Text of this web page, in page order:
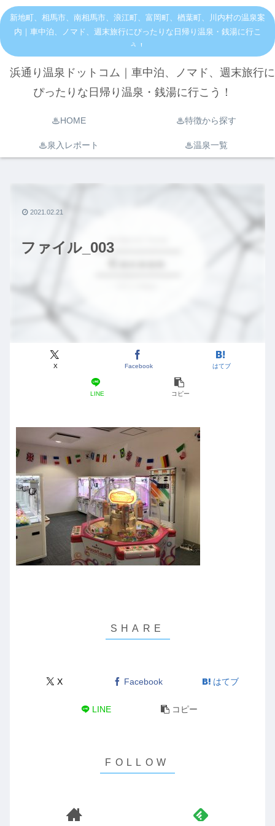
新地町、相馬市、南相馬市、浪江町、富岡町、楢葉町、川内村の温泉案
内｜車中泊、ノマド、週末旅行にぴったりな日帰り温泉・銭湯に行こ
う！
浜通り温泉ドットコム｜車中泊、ノマド、週末旅行に
ぴったりな日帰り温泉・銭湯に行こう！
♨︎HOME ♨︎特徴から探す
♨︎泉入レポート ♨︎温泉一覧
ファイル_003
X Facebook はてブ
LINE コピー
2021.02.21
X Facebook はてブ
LINE コピー